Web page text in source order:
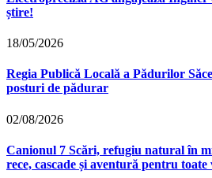
știre!
18/05/2026
Regia Publică Locală a Pădurilor
posturi de pădurar
02/08/2026
Canionul 7 Scări, refugiu natural în
rece, cascade și aventură pentru toate